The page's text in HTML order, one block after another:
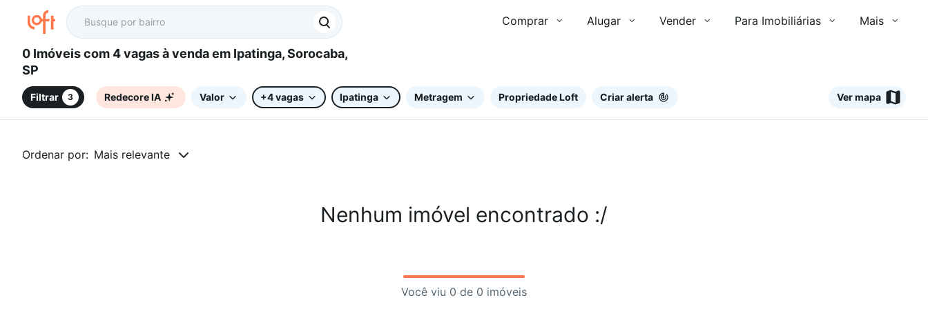
Comprar Alugar Vender Para Imobiliárias Mais
0 Imóveis com 4 vagas à venda em Ipatinga, Sorocaba,
SP
Filtrar 3 Redecore IA Valor +4 vagas Ipatinga Metragem Propriedade Loft Criar alerta Ver mapa
Ordenar por: Mais relevante
Nenhum imóvel encontrado :/
Você viu 0 de 0 imóveis